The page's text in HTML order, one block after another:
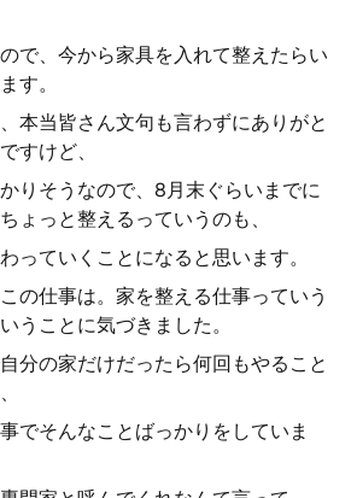
で、今から家具を入れて整えたらい
す。
本当皆さん文句も言わずにありがと
すけど、
りそうなので、8月末ぐらいまでに
ょっと整えるっていうのも、
っていくことになると思います。
の仕事は。家を整える仕事っていう
うことに気づきました。
分の家だけだったら何回もやること
でそんなことばっかりをしていま